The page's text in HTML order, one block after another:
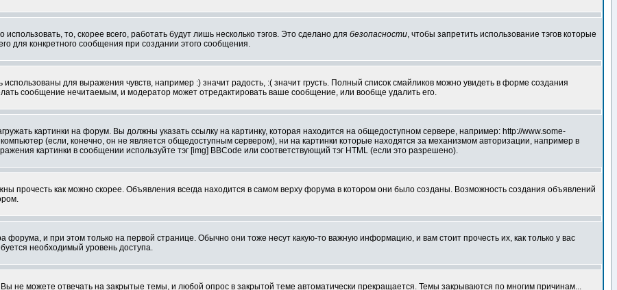
то, скорее всего, работать будут лишь несколько тэгов. Это сделано для безопасности, чтобы запретить использование тэгов которые
для конкретного сообщения при создании этого сообщения.
для выражения чувств, например :) значит радость, :( значит грусть. Полный список смайликов можно увидеть в форме создания
сообщение нечитаемым, и модератор может отредактировать ваше сообщение, или вообще удалить его.
картинки на форум. Вы должны указать ссылку на картинку, которая находится на общедоступном сервере, например: http://www.some-
(если, конечно, он не является общедоступным сервером), ни на картинки которые находятся за механизмом авторизации, например в
картинки в сообщении используйте тэг [img] BBCode или соответствующий тэг HTML (если это разрешено).
как можно скорее. Объявления всегда находится в самом верху форума в котором они было созданы. Возможность создания объявлений
и при этом только на первой странице. Обычно они тоже несут какую-то важную информацию, и вам стоит прочесть их, как только у вас
необходимый уровень доступа.
не можете отвечать на закрытые темы, и любой опрос в закрытой теме автоматически прекращается. Темы закрываются по многим причинам...